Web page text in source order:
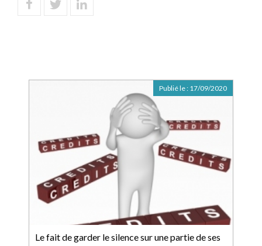
Le fait de garder le silence sur une partie de ses
Publié le : 17/09/2020